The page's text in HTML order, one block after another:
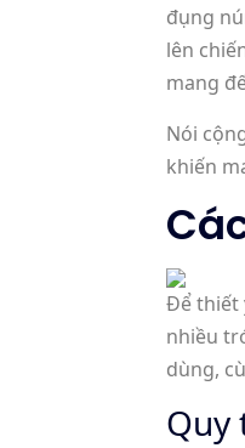
đụng
lên
mang
Nói
khiến
Để thiết
nhiều
dùng,
Quy